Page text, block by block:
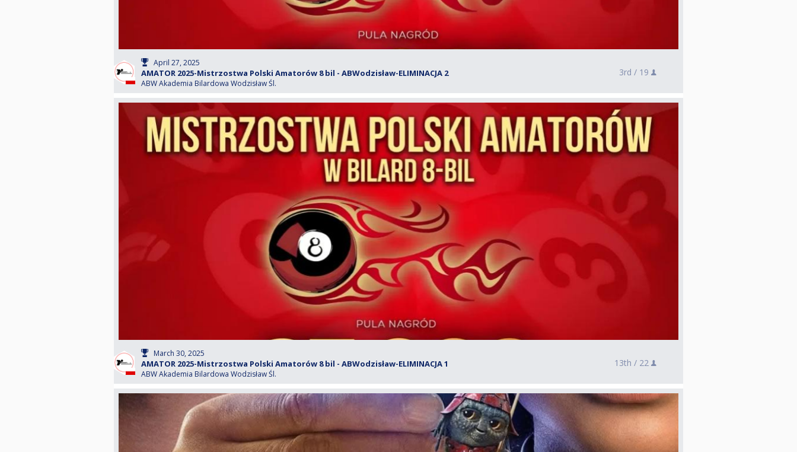
April 27, 2025
AMATOR 2025-Mistrzostwa Polski Amatorów 8 bil - ABWodzisław-ELIMINACJA 2
ABW Akademia Bilardowa Wodzisław Śl.
3rd / 19
March 30, 2025
AMATOR 2025-Mistrzostwa Polski Amatorów 8 bil - ABWodzisław-ELIMINACJA 1
ABW Akademia Bilardowa Wodzisław Śl.
13th / 22